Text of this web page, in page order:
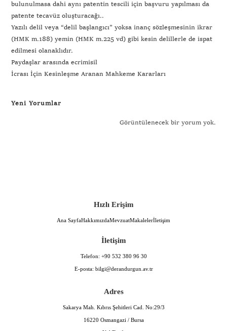
bulunulmasa dahi aynı patentin tescili için başvuru yapılması da
patente tecavüz oluşturacağı..
Yazılı delil veya “delil başlangıcı” yoksa inanç sözleşmesinin ikrar
(HMK m.188) yemin (HMK m.225 vd) gibi kesin delillerle de ispat
edilmesi olanaklıdır.
Paydaşlar arasında ecrimisil
İcrası İçin Kesinleşme Aranan Mahkeme Kararları
Yeni Yorumlar
Görüntülenecek bir yorum yok.
Hızlı Erişim
Ana SayfaHakkımızdaMevzuatMakalelerİletişim
İletişim
Telefon: +90 532 380 96 30
E-posta: bilgi@derandurgun.av.tr
Adres
Sakarya Mah. Kıbrıs Şehitleri Cad. No:29/3
16220 Osmangazi / Bursa